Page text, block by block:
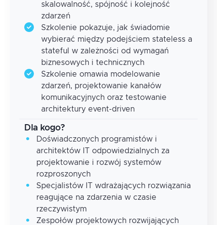
skalowalność, spójność i kolejność
zdarzeń
Szkolenie pokazuje, jak świadomie
wybierać między podejściem stateless a
stateful w zależności od wymagań
biznesowych i technicznych
Szkolenie omawia modelowanie
zdarzeń, projektowanie kanałów
komunikacyjnych oraz testowanie
architektury event-driven
Dla kogo?
Doświadczonych programistów i
architektów IT odpowiedzialnych za
projektowanie i rozwój systemów
rozproszonych
Specjalistów IT wdrażających rozwiązania
reagujące na zdarzenia w czasie
rzeczywistym
Zespołów projektowych rozwijających